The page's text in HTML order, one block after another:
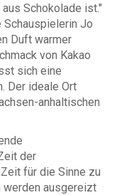
Schokolade ist."
Jo
Duft warmer
von Kakao
sich eine
Der ideale Ort
anhaltischen
der
für die Sinne zu
werden ausgereizt